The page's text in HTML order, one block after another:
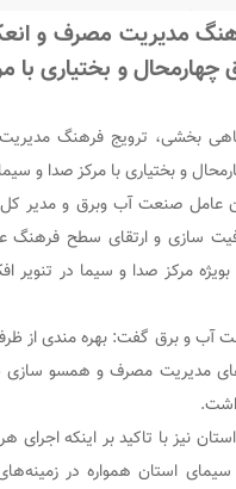
مصرف و انعکاس دستاوردها،
و بختیاری
مدیریت مصرف و
و بختیاری با
بخشی، ترویج فرهنگ
و بختیاری با مرکز صدا و
عامل صنعت آب وبرق و مدیر
سازی و ارتقای سطح فرهنگ
مرکز صدا و سیما در تنویر
آب و برق گفت: بهره مندی از
مدیریت مصرف و همسو سازی
نیز با تاکید بر اینکه اجرای
استان همواره در